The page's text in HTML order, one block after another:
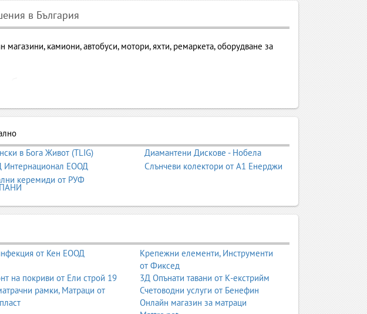
в България
магазини, камиони, автобуси, мотори, яхти, ремаркета, оборудване за
и транспортни решения в
на автомобили и авточасти, до сервизи, диагностика,
„Автомобили и авточасти“ обединява десетки подкатегории,
сервизи, търговци и индустрията. Тук се срещат търговия,
и транспортния сектор – автокъщи, сервизи, магазини за
до нови клиенти.
и поддръжка. Фирмите в тази категория обслужват както
се резервни части, ремонт, инспекции, технически прегледи,
и работа по международни стандарти за безопасност.
в Бога Живот (TLIG)
Диамантени Дискове - Нобела
Интернационал ЕООД
Слънчеви колектори от А1 Енерджи
керемиди от РУФ
от Кен ЕООД
Крепежни елементи, Инструменти
от Фиксед
на покриви от Ели строй 19
3Д Опънати тавани от К-екстрийм
рамки, Матраци от
Счетоводни услуги от Бенефин
Онлайн магазин за матраци